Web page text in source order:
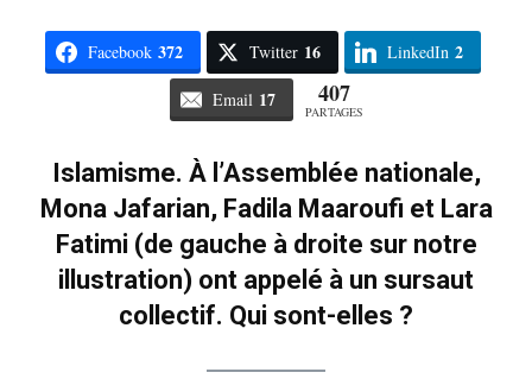
Facebook 372 Twitter 16 LinkedIn 2
Email 17 407
PARTAGES
Islamisme. À l’Assemblée nationale,
Mona Jafarian, Fadila Maaroufi et Lara
Fatimi (de gauche à droite sur notre
illustration) ont appelé à un sursaut
collectif. Qui sont-elles ?